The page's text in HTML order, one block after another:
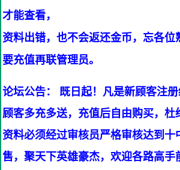
才能查看，
资料出错，也不会返还金币，忘各位
要充值再联管理员。
论坛公告： 既日起！凡是新顾客注
顾客多充多送，充值后自由购买，杜
资料必须经过审核员严格审核达到十
售，聚天下英雄豪杰，欢迎各路高手